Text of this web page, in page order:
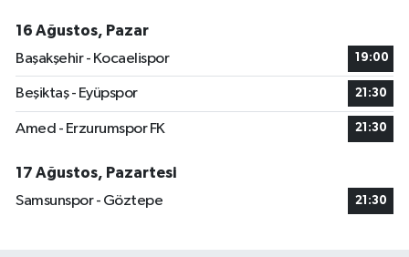
16 Ağustos, Pazar
Başakşehir - Kocaelispor
19:00
Beşiktaş - Eyüpspor 21:30
Amed - Erzurumspor FK 21:30
17 Ağustos, Pazartesi
Samsunspor - Göztepe
21:30